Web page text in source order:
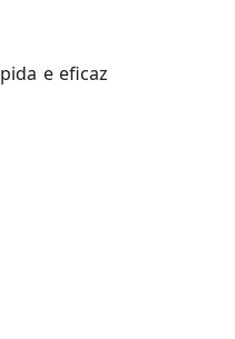
e eficaz